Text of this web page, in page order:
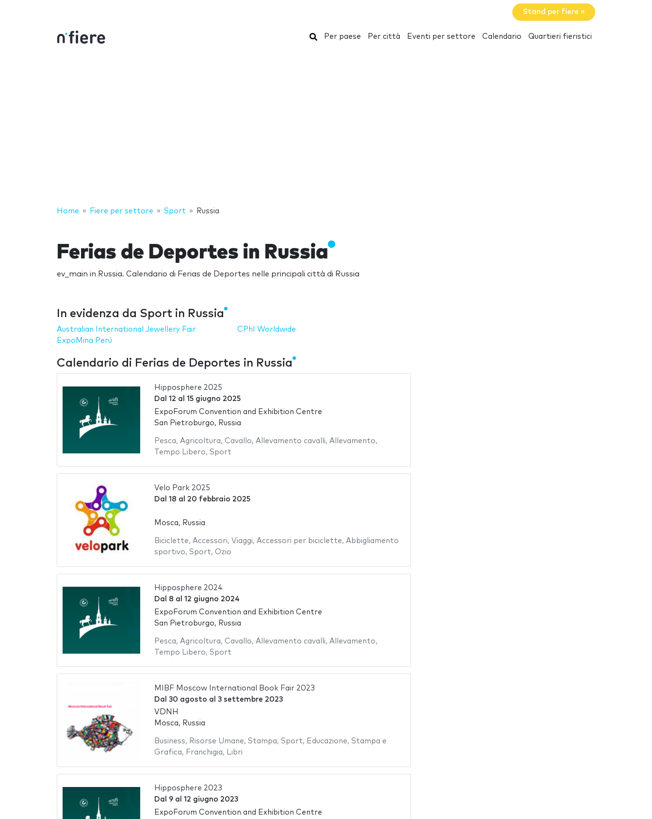
Stand per fiere »
Cerca
Per paese Per città Eventi per settore Calendario Quartieri fieristici
Home Fiere per settore Sport Russia
Ferias de Deportes in Russia
ev_main in Russia. Calendario di Ferias de Deportes nelle principali città di Russia
In evidenza da Sport in Russia
Australian International Jewellery Fair
ExpoMina Perú
CPhI Worldwide
Calendario di Ferias de Deportes in Russia
Hipposphere 2025
Dal 12 al 15 giugno 2025
ExpoForum Convention and Exhibition Centre
San Pietroburgo, Russia
Pesca, Agricoltura, Cavallo, Allevamento cavalli, Allevamento,
Tempo Libero, Sport
Velo Park 2025
Dal 18 al 20 febbraio 2025
Mosca, Russia
Biciclette, Accessori, Viaggi, Accessori per biciclette, Abbigliamento
sportivo, Sport, Ozio
Hipposphere 2024
Dal 8 al 12 giugno 2024
ExpoForum Convention and Exhibition Centre
San Pietroburgo, Russia
Pesca, Agricoltura, Cavallo, Allevamento cavalli, Allevamento,
Tempo Libero, Sport
MIBF Moscow International Book Fair 2023
Dal 30 agosto al 3 settembre 2023
VDNH
Mosca, Russia
Business, Risorse Umane, Stampa, Sport, Educazione, Stampa e
Grafica, Franchigia, Libri
Hipposphere 2023
Dal 9al 12 giugno 2023
ExpoForum Convention and Exhibition Centre